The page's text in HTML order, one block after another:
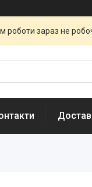
роботи зараз не